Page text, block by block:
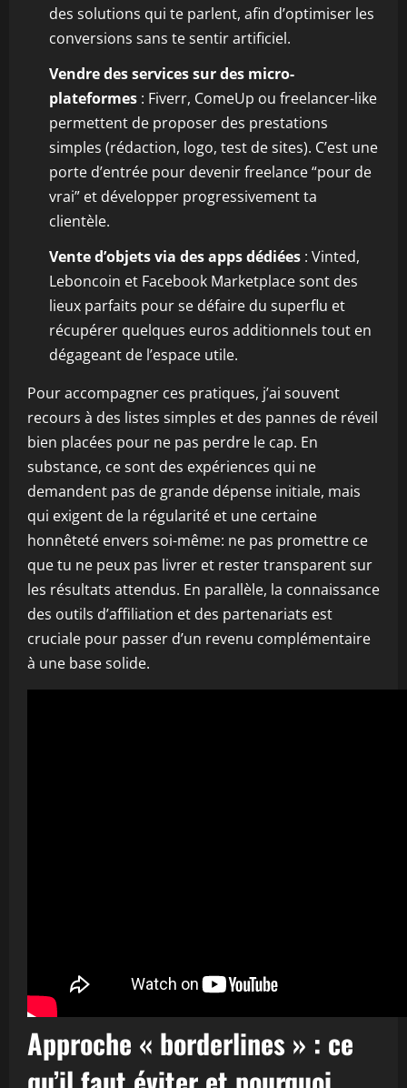
des solutions qui te parlent, afin d’optimiser les
conversions sans te sentir artificiel.
Vendre des services sur des micro-
plateformes : Fiverr, ComeUp ou freelancer-like
permettent de proposer des prestations
simples (rédaction, logo, test de sites). C’est une
porte d’entrée pour devenir freelance “pour de
vrai” et développer progressivement ta
clientèle.
Vente d’objets via des apps dédiées : Vinted,
Leboncoin et Facebook Marketplace sont des
lieux parfaits pour se défaire du superflu et
récupérer quelques euros additionnels tout en
dégageant de l’espace utile.
Pour accompagner ces pratiques, j’ai souvent
recours à des listes simples et des pannes de réveil
bien placées pour ne pas perdre le cap. En
substance, ce sont des expériences qui ne
demandent pas de grande dépense initiale, mais
qui exigent de la régularité et une certaine
honnêteté envers soi-même: ne pas promettre ce
que tu ne peux pas livrer et rester transparent sur
les résultats attendus. En parallèle, la connaissance
des outils d’affiliation et des partenariats est
cruciale pour passer d’un revenu complémentaire
à une base solide.
Approche « borderlines » : ce